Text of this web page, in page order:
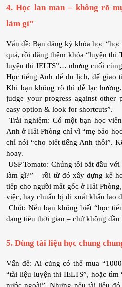
4. Học lan man – không rõ
làm gì”
Vấn đề: Bạn đăng ký khóa học
quá, rồi đăng thêm khóa “luyện thi
luyện thi IELTS”… nhưng cuối
Học tiếng Anh để du lịch, để giao
Khi bạn không rõ thì dễ lạc
judge your progress against other
easy option & look for shortcuts”.
Anh ở Hải Phòng chỉ vì “mẹ bảo
chỉ nói “cho biết tiếng Anh thôi”.
hoay.
USP Tomato: Chúng tôi bắt đầu với câu hỏi “Bạn học tiếng anh để
làm gì?” – rồi từ đó xây dựng kế
tiếp cho người mất gốc ở Hải
việc, hay chuẩn bị đi xuất khẩu lao
đang tiêu thời gian – chứ không đầu
5. Dùng tài liệu học chung
Vấn đề: Ai cũng có thể mua
“tài liệu luyện thi IELTS”, hoặc
nước ngoài”. Nhưng nếu tài liệu